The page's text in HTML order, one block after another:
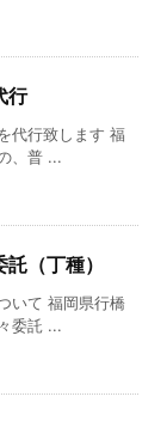
行
代行致します 福
、普 ...
（丁種）
いて 福岡県行橋
委託 ...